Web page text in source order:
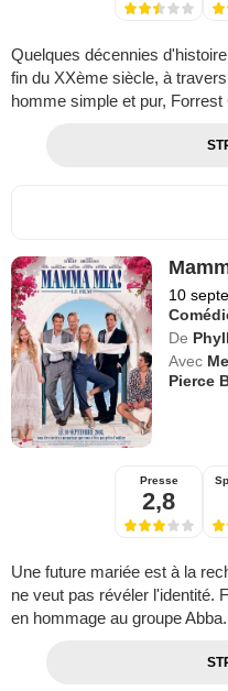
Quelques décennies
fin du XXème siècle, à
homme simple et pur, Forrest
10
De
Avec
Pierce
Presse
2,8
Une future mariée est à la
ne veut pas révéler l'identité.
en hommage au groupe Abba.